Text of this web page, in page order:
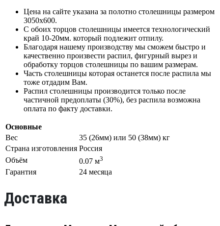
Цена на сайте указана за полотно столешницы размером
3050х600.
С обоих торцов столешницы имеется технологический
край 10-20мм. который подлежит отпилу.
Благодаря нашему производству мы сможем быстро и
качественно произвести распил, фигурный вырез и
обработку торцов столешницы по вашим размерам.
Часть столешницы которая останется после распила мы
тоже отдадим Вам.
Распил столешницы производится только после
частичной предоплаты (30%), без распила возможна
оплата по факту доставки.
Основные
Вес
35 (26мм) или 50 (38мм) кг
Страна изготовления Россия
Объём
0.07 м3
Гарантия 24 месяца
Доставка